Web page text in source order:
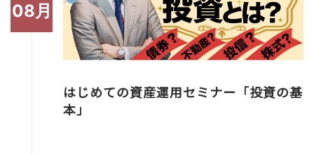
08月
はじめての資産運用セミナー「投資の基
本」